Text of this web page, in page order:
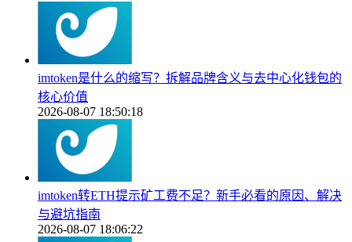
imtoken是什么的缩写？拆解品牌含义与去中心化钱包的
核心价值
2026-08-07 18:50:18
imtoken转ETH提示矿工费不足？新手必看的原因、解决
与避坑指南
2026-08-07 18:06:22